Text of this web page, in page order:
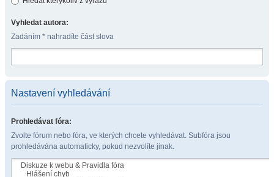
Vyhledat autora:
Zadáním * nahradíte část slova
Nastavení vyhledávání
Prohledávat fóra:
Zvolte fórum nebo fóra, ve kterých chcete vyhledávat. Subfóra jsou
prohledávána automaticky, pokud nezvolíte jinak.